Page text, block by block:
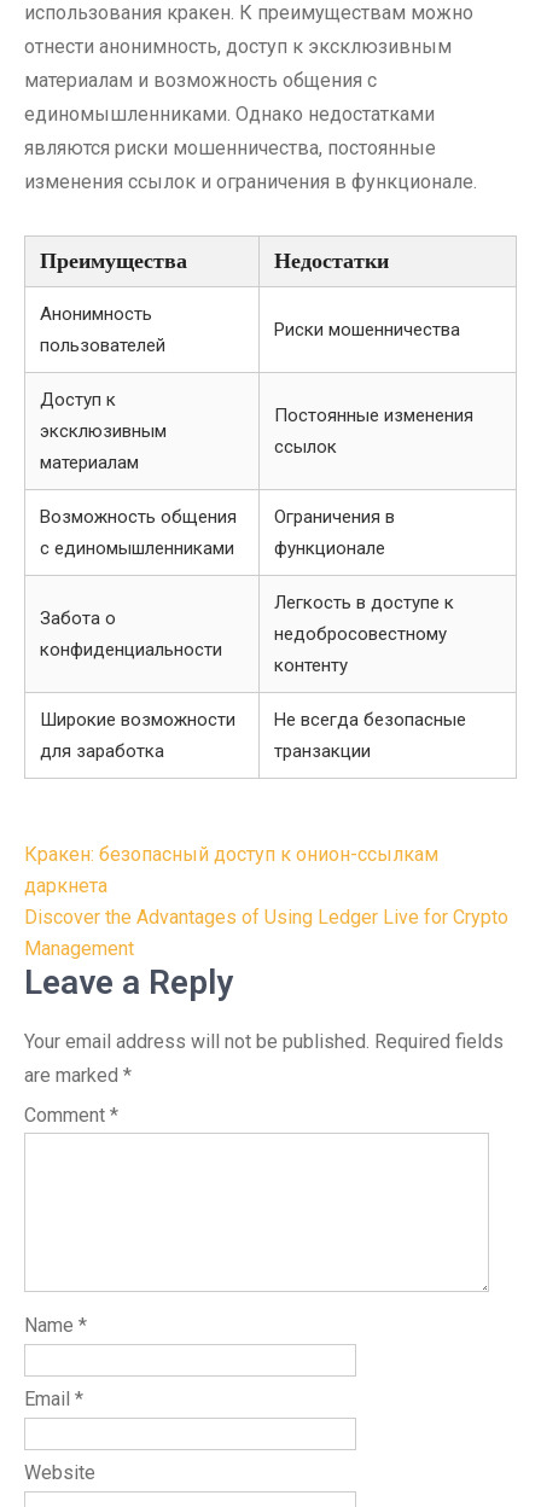
использования кракен. К преимуществам можно
отнести анонимность, доступ к эксклюзивным
материалам и возможность общения с
единомышленниками. Однако недостатками
являются риски мошенничества, постоянные
изменения ссылок и ограничения в функционале.
Преимущества Недостатки
Анонимность
пользователей
Риски мошенничества
Доступ к
эксклюзивным
материалам
Постоянные изменения
ссылок
Возможность общения
с единомышленниками
Ограничения в
функционале
Забота о
конфиденциальности
Легкость в доступе к
недобросовестному
контенту
Широкие возможности
для заработка
Не всегда безопасные
транзакции
Post
navigation
Кракен: безопасный доступ к онион-ссылкам
даркнета
Discover the Advantages of Using Ledger Live for Crypto
Management
Leave a Reply
Your email address will not be published. Required fields
are marked *
Comment *
Name *
Email *
Website